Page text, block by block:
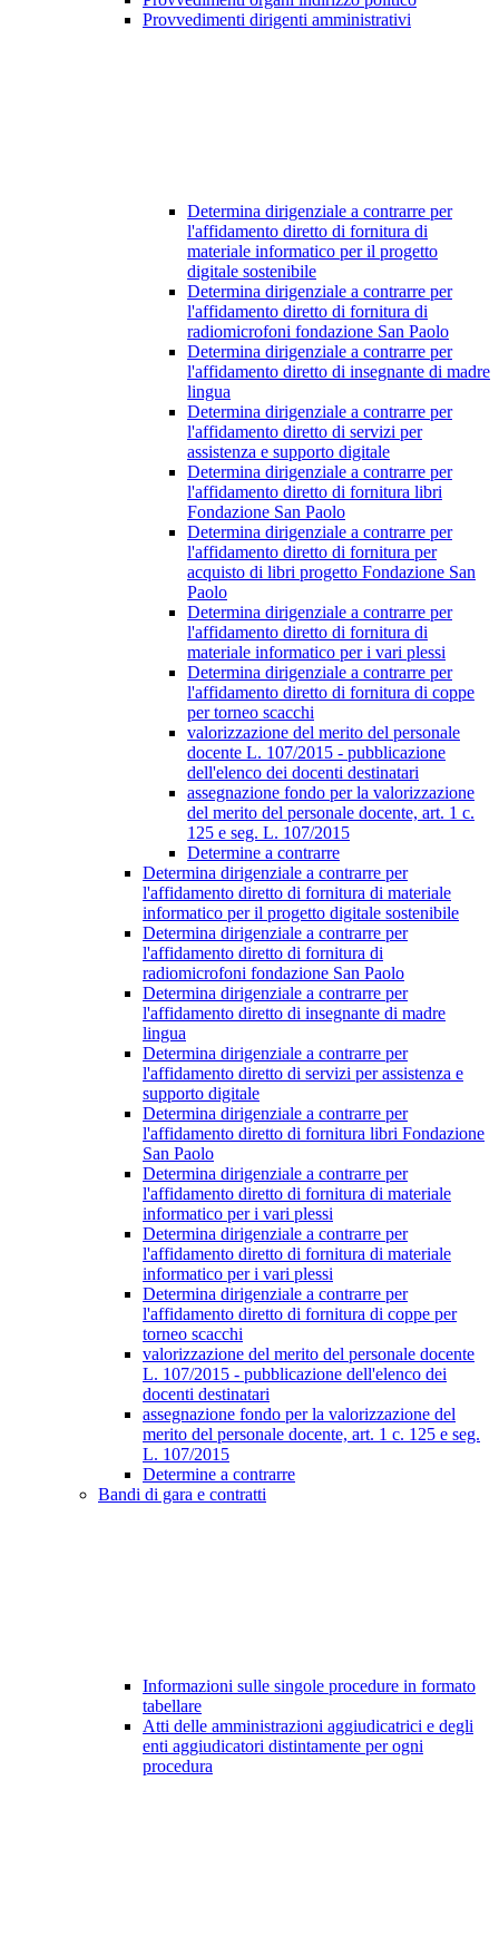
Provvedimenti dirigenti amministrativi
Determina dirigenziale a contrarre per
l'affidamento diretto di fornitura di
materiale informatico per il progetto
digitale sostenibile
Determina dirigenziale a contrarre per
l'affidamento diretto di fornitura di
radiomicrofoni fondazione San Paolo
Determina dirigenziale a contrarre per
l'affidamento diretto di insegnante di madre
lingua
Determina dirigenziale a contrarre per
l'affidamento diretto di servizi per
assistenza e supporto digitale
Determina dirigenziale a contrarre per
l'affidamento diretto di fornitura libri
Fondazione San Paolo
Determina dirigenziale a contrarre per
l'affidamento diretto di fornitura per
acquisto di libri progetto Fondazione San
Paolo
Determina dirigenziale a contrarre per
l'affidamento diretto di fornitura di
materiale informatico per i vari plessi
Determina dirigenziale a contrarre per
l'affidamento diretto di fornitura di coppe
per torneo scacchi
valorizzazione del merito del personale
docente L. 107/2015 - pubblicazione
dell'elenco dei docenti destinatari
assegnazione fondo per la valorizzazione
del merito del personale docente, art. 1 c.
125 e seg. L. 107/2015
Determine a contrarre
Determina dirigenziale a contrarre per
l'affidamento diretto di fornitura di materiale
informatico per il progetto digitale sostenibile
Determina dirigenziale a contrarre per
l'affidamento diretto di fornitura di
radiomicrofoni fondazione San Paolo
Determina dirigenziale a contrarre per
l'affidamento diretto di insegnante di madre
lingua
Determina dirigenziale a contrarre per
l'affidamento diretto di servizi per assistenza e
supporto digitale
Determina dirigenziale a contrarre per
l'affidamento diretto di fornitura libri Fondazione
San Paolo
Determina dirigenziale a contrarre per
l'affidamento diretto di fornitura di materiale
informatico per i vari plessi
Determina dirigenziale a contrarre per
l'affidamento diretto di fornitura di materiale
informatico per i vari plessi
Determina dirigenziale a contrarre per
l'affidamento diretto di fornitura di coppe per
torneo scacchi
valorizzazione del merito del personale docente
L. 107/2015 - pubblicazione dell'elenco dei
docenti destinatari
assegnazione fondo per la valorizzazione del
merito del personale docente, art. 1 c. 125 e seg.
L. 107/2015
Determine a contrarre
Bandi di gara e contratti
Informazioni sulle singole procedure in formato
tabellare
Atti delle amministrazioni aggiudicatrici e degli
enti aggiudicatori distintamente per ogni
procedura